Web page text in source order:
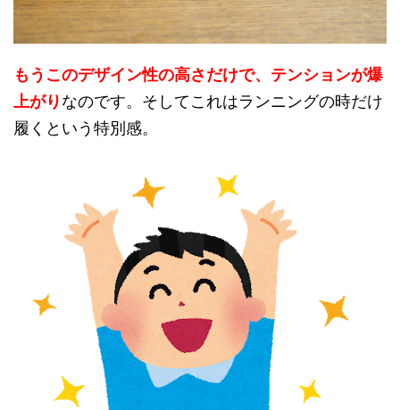
もうこのデザイン性の高さだけで、テンションが爆
上がりなのです。そしてこれはランニングの時だけ
履くという特別感。